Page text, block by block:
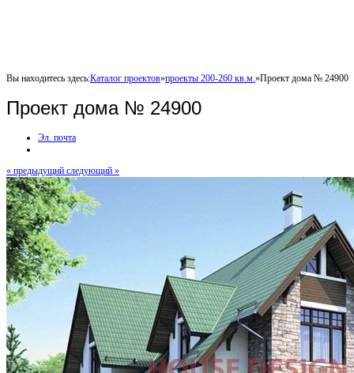
Вы находитесь здесь:Каталог проектов»проекты 200-260 кв.м. »Проект дома № 24900
Проект дома № 24900
Эл. почта
« предыдущий следующий »